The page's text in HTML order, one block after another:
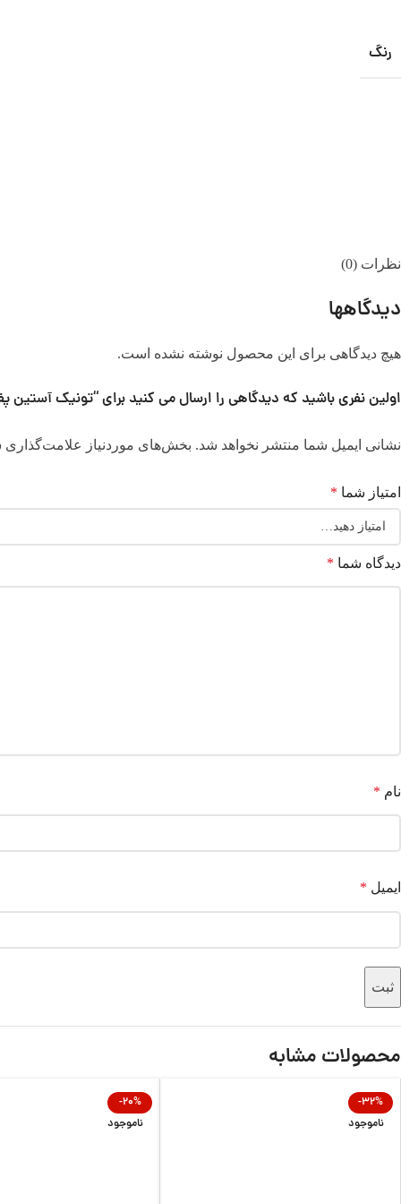
رنگ
نظرات (0)
دیدگاهها
هیچ دیدگاهی برای این محصول نوشته نشده است.
اولین نفری باشید که دیدگاهی را ارسال می کنید برای “تونیک آستین پفی
نشانی ایمیل شما منتشر نخواهد شد. بخش‌های موردنیاز علامت‌گذاری
امتیاز شما *
دیدگاه شما *
نام *
ایمیل *
محصولات مشابه
-32%
ناموجود
-20%
ناموجود